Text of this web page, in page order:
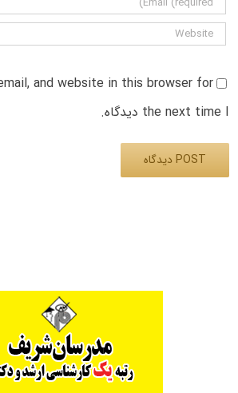
and website in this browser for
the next time I دیدگاه.